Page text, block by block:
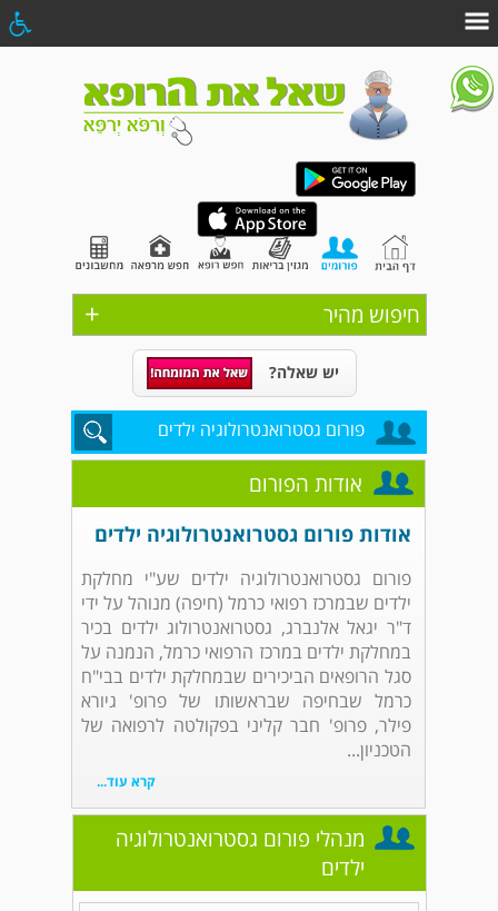
+ חיפוש מהיר
יש שאלה?
פורום גסטרואנטרולוגיה ילדים
אודות הפורום
אודות פורום גסטרואנטרולוגיה ילדים
פורום גסטרואנטרולוגיה ילדים שע"י מחלקת
ילדים שבמרכז רפואי כרמל (חיפה) מנוהל על ידי
ד"ר יגאל אלנברג, גסטרואנטרולוג ילדים בכיר
במחלקת ילדים במרכז הרפואי כרמל, הנמנה על
סגל הרופאים הביכירים שבמחלקת ילדים בבי"ח
כרמל שבחיפה שבראשותו של פרופ' גיורא
פילר, פרופ' חבר קליני בפקולטה לרפואה של
הטכניון...
קרא עוד...
מנהלי פורום גסטרואנטרולוגיה
ילדים